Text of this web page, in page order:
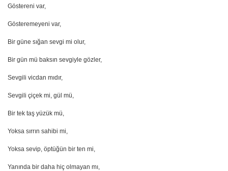
Göstereni var,
Gösteremeyeni var,
Bir güne sığan sevgi mi olur,
Bir gün mü baksın sevgiyle gözler,
Sevgili vicdan mıdır,
Sevgili çiçek mi, gül mü,
Bir tek taş yüzük mü,
Yoksa sırrın sahibi mi,
Yoksa sevip, öptüğün bir ten mi,
Yanında bir daha hiç olmayan mı,